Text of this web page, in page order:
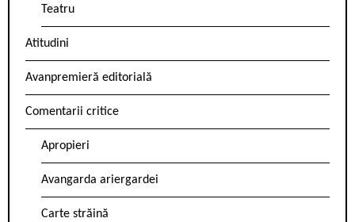
Teatru
Atitudini
Avanpremieră editorială
Comentarii critice
Apropieri
Avangarda ariergardei
Carte străină